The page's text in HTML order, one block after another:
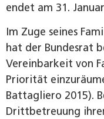
endet am 31.
Im Zuge seines
hat der Bundesrat
Vereinbarkeit von
Priorität
Battagliero 2015).
Drittbetreuung